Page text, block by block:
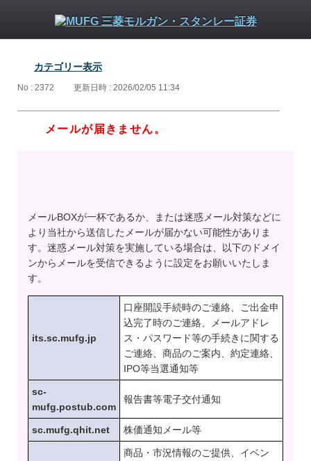
カテゴリー表示
No : 2372 更新日時 : 2026/02/05 11:34
メールが届きません。
メールBOXが一杯であるか、または迷惑メール対策などに
より当社から送信したメールが届かない可能性がありま
す。迷惑メール対策を実施している場合は、以下のドメイ
ンからメールを受信できるように設定をお願いいたしま
す。
its.sc.mufg.jp
口座開設手続時のご連絡、ご出金申
込完了時のご連絡、メールアドレ
ス・パスワード等の手続きに関する
ご連絡、商品のご案内、約定連絡、
IPO等当選通知等
sc-
mufg.postub.com
報告書等電子交付通知
sc.mufg.qhit.net 株価通知メール等
商品・市況情報のご提供、イベン